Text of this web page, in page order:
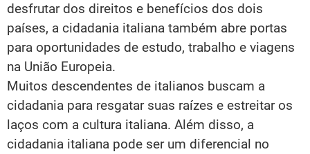
desfrutar dos direitos e benefícios dos dois
países, a cidadania italiana também abre portas
para oportunidades de estudo, trabalho e viagens
na União Europeia.
Muitos descendentes de italianos buscam a
cidadania para resgatar suas raízes e estreitar os
laços com a cultura italiana. Além disso, a
cidadania italiana pode ser um diferencial no